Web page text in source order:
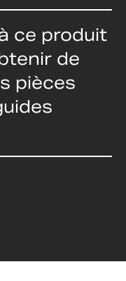
ce produit
de
pièces